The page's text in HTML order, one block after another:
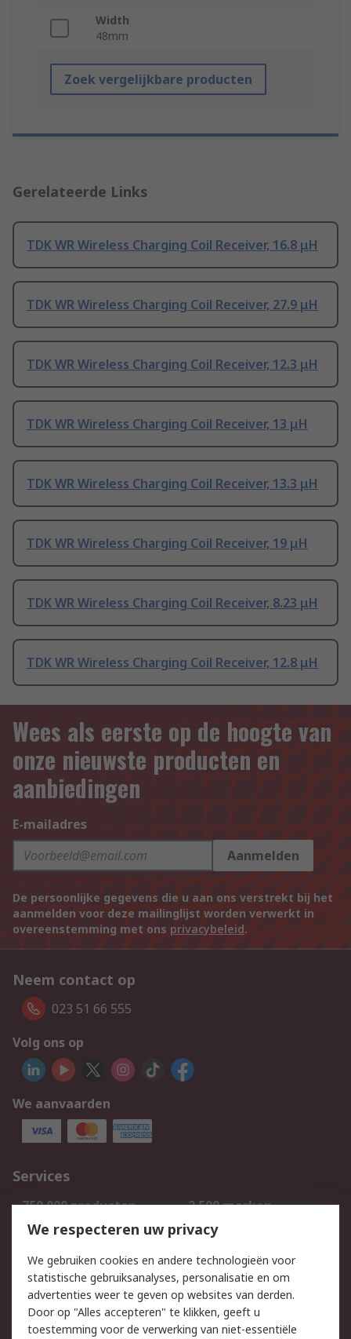
Width
48mm
Zoek vergelijkbare producten
Gerelateerde Links
TDK WR Wireless Charging Coil Receiver, 16.8 μH
TDK WR Wireless Charging Coil Receiver, 27.9 μH
TDK WR Wireless Charging Coil Receiver, 12.3 μH
TDK WR Wireless Charging Coil Receiver, 13 μH
TDK WR Wireless Charging Coil Receiver, 13.3 μH
TDK WR Wireless Charging Coil Receiver, 19 μH
TDK WR Wireless Charging Coil Receiver, 8.23 μH
TDK WR Wireless Charging Coil Receiver, 12.8 μH
Wees als eerste op de hoogte van
onze nieuwste producten en
aanbiedingen
E-mailadres
Aanmelden
De persoonlijke gegevens die u aan ons verstrekt bij het
aanmelden voor deze mailinglijst worden verwerkt in
overeenstemming met ons privacybeleid.
Neem contact op
023 51 66 555
Volg ons op
We aanvaarden
Services
750.000 producten
2.500 merken
Bestellen
Inkoopoplossingen
Track & Trace
Wettelijk
We respecteren uw privacy
We gebruiken cookies en andere technologieën voor
statistische gebruiksanalyses, personalisatie en om
advertenties weer te geven op websites van derden.
Door op "Alles accepteren" te klikken, geeft u
toestemming voor de verwerking van niet-essentiële